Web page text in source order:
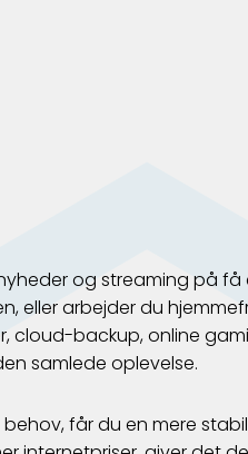
og streaming på få
eller arbejder du
backup, online
samlede oplevelse.
får du en mere